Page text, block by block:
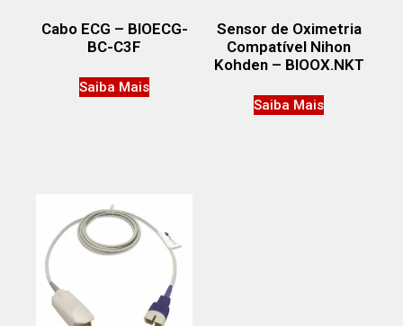
Cabo ECG – BIOECG-
BC-C3F
Saiba Mais
Sensor de Oximetria
Compatível Nihon
Kohden – BIOOX.NKT
Saiba Mais